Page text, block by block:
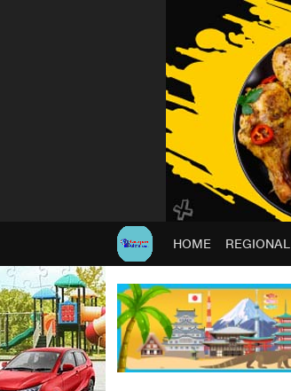
HOME REGIONAL